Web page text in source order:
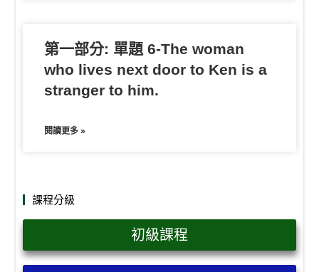
第一部分: 單題 6-The woman
who lives next door to Ken is a
stranger to him.
閱讀更多 »
課程分級
初級課程